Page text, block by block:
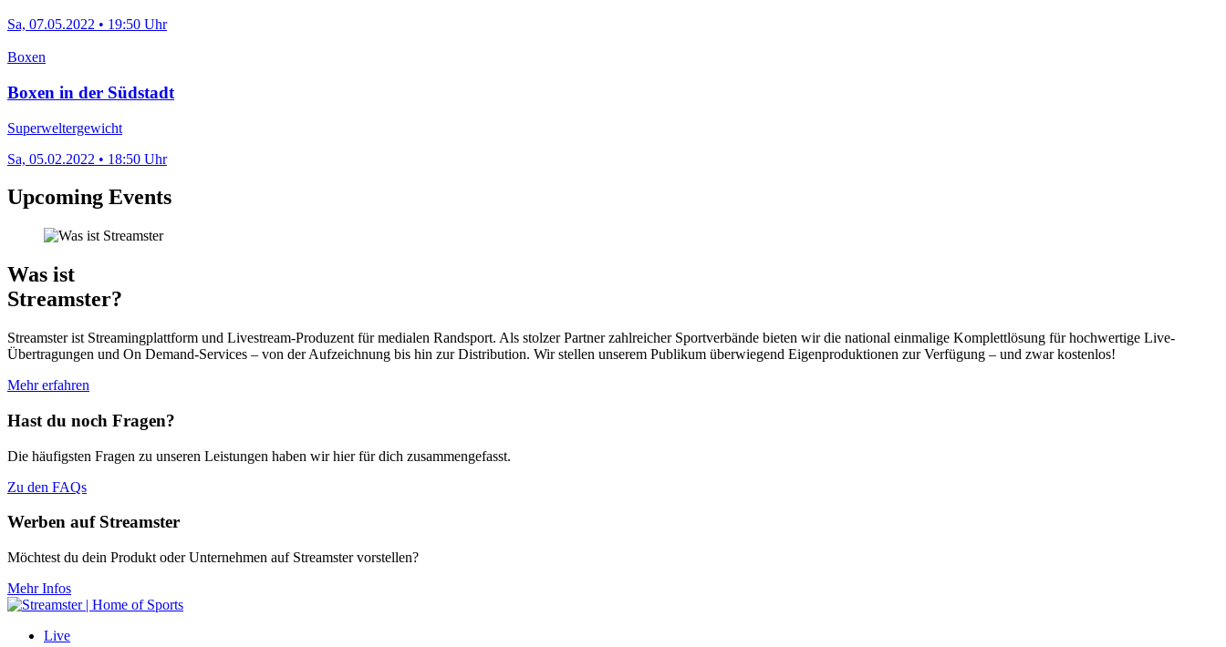
Sa, 07.05.2022 • 19:50 Uhr
Boxen
Boxen in der Südstadt
Superweltergewicht
Sa, 05.02.2022 • 18:50 Uhr
Upcoming Events
Was ist
Streamster?
Streamster ist Streamingplattform und Livestream-Produzent für medialen Randsport. Als stolzer Partner zahlreicher Sportverbände bieten wir die national einmalige Komplettlösung für hochwertige Live-
Übertragungen und On Demand-Services – von der Aufzeichnung bis hin zur Distribution. Wir stellen unserem Publikum überwiegend Eigenproduktionen zur Verfügung – und zwar kostenlos!
Mehr erfahren
Hast du noch Fragen?
Die häufigsten Fragen zu unseren Leistungen haben wir hier für dich zusammengefasst.
Zu den FAQs
Werben auf Streamster
Möchtest du dein Produkt oder Unternehmen auf Streamster vorstellen?
Mehr Infos
Live